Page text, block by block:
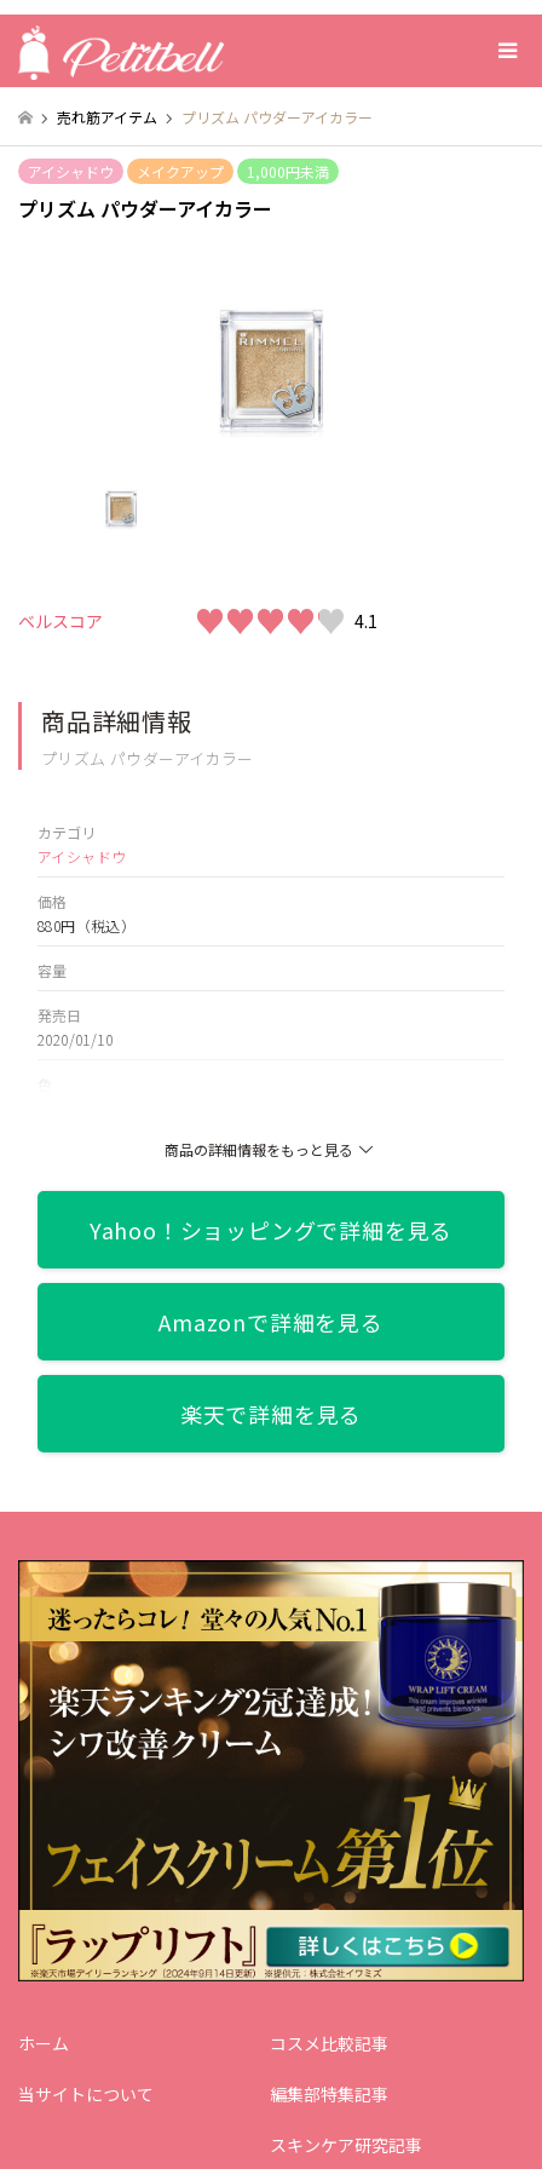
売れ筋アイテム プリズム パウダーアイカラー
アイシャドウ メイクアップ 1,000円未満
プリズム パウダーアイカラー
ベルスコア ♥♥♥♥♥
♥♥♥♥♥ 4.1
商品詳細情報
プリズム パウダーアイカラー
カテゴリ
アイシャドウ
価格
880円 （税込）
容量
発売日
2020/01/10
商品の詳細情報をもっと見る
Yahoo！ショッピングで詳細を見る
Amazonで詳細を見る
楽天で詳細を見る
ホーム
当サイトについて
コスメ比較記事
編集部特集記事
スキンケア研究記事